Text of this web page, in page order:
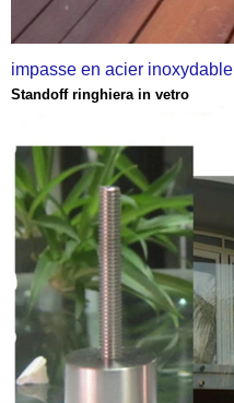
impasse en acier inoxydable
Standoff ringhiera in vetro